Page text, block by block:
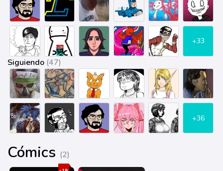
+33
Siguiendo (47)
+36
Cómics (2)